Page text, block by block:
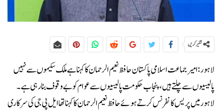
شئیر کریں
لاہور:امیر جماعت اسلامی پاکستان حافظ نعیم الرحمان کا کہنا ہے ملک سکیموں سے نہیں
پالیسیوں سے چلتے ہیں، پنجاب حکومت پالیسیوں سے عوام کو بے وقوف بنا رہی ہے۔
لاہور میں پریس کانفرنس کرتے ہوئے حافظ نعیم الرحمان کا کہنا تھا ایل پی جی کی سرکاری